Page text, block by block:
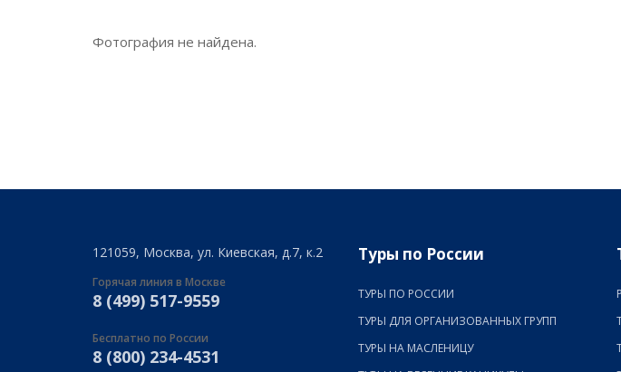
Фотография не найдена.
121059, Москва, ул. Киевская, д.7, к.2
Горячая линия в Москве
8 (499) 517-9559
Бесплатно по России
8 (800) 234-4531
Туры по России
ТУРЫ ПО РОССИИ
ТУРЫ ДЛЯ ОРГАНИЗОВАННЫХ ГРУПП
ТУРЫ НА МАСЛЕНИЦУ